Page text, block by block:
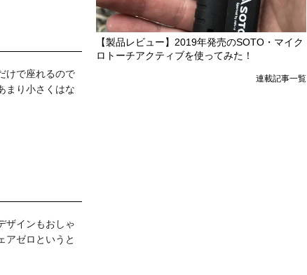
けで座れるので
まり小さくはな
ザインもおしゃ
アゼロというと
【製品レビュー】2019年発売のSOTO・マイク
ロトーチアクティブを使ってみた！
連載記事一覧